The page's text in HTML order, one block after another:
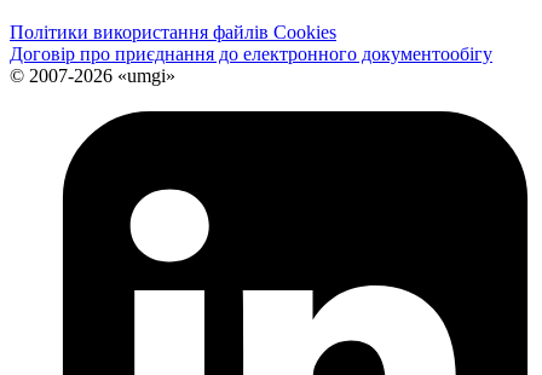
Політики використання файлів Cookies
Договір про приєднання до електронного документообiгу
© 2007-2026 «umgi»